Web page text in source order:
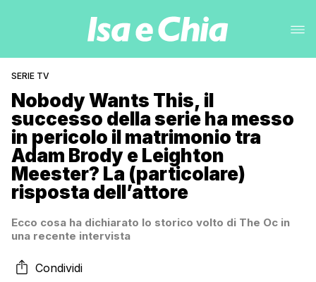
SERIE TV
Nobody Wants This, il
successo della serie ha messo
in pericolo il matrimonio tra
Adam Brody e Leighton
Meester? La (particolare)
risposta dell’attore
Ecco cosa ha dichiarato lo storico volto di The Oc in
una recente intervista
Condividi